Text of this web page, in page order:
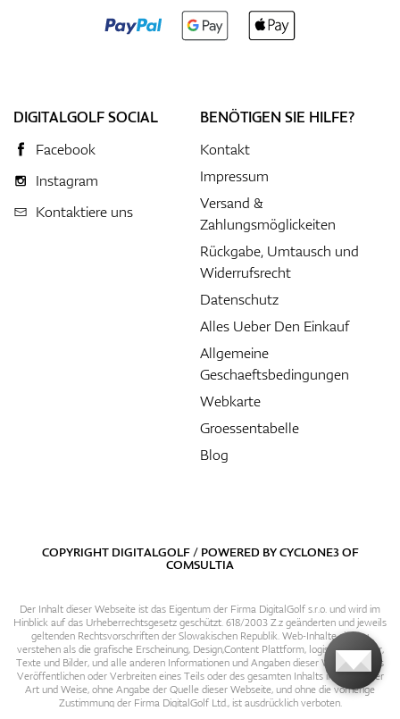
DIGITALGOLF SOCIAL
Facebook
Instagram
Kontaktiere uns
BENÖTIGEN SIE HILFE?
Kontakt
Impressum
Versand &
Zahlungsmöglickeiten
Rückgabe, Umtausch und
Widerrufsrecht
Datenschutz
Alles Ueber Den Einkauf
Allgemeine
Geschaeftsbedingungen
Webkarte
Groessentabelle
Blog
COPYRIGHT DIGITALGOLF / POWERED BYCYCLONE3OF
COMSULTIA
Der Inhalt dieser Webseite ist das Eigentum der Firma DigitalGolf s.r.o. und wird im
Hinblick auf das Urheberrechtsgesetz geschützt. 618/2003 Z.z geänderten und jeweils
geltenden Rechtsvorschriften der Slowakischen Republik. Web-Inhalte sind zu
verstehen als die grafische Erscheinung, Design,Content Plattform, logische Struktur,
Texte und Bilder, und alle anderen Informationen und Angaben dieser Webseite. Das
Veröffentlichen oder Verbreiten eines Teils oder des gesamten Inhalts in irgendeiner
Art und Weise, ohne Angabe der Quelle dieser Webseite, und ohne die vorherige
Zustimmung der Firma DigitalGolf Ltd., ist ausdrücklich verboten.